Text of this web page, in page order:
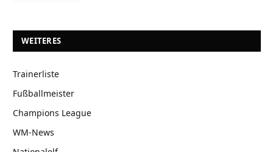
WEITERES
Trainerliste
Fußballmeister
Champions League
WM-News